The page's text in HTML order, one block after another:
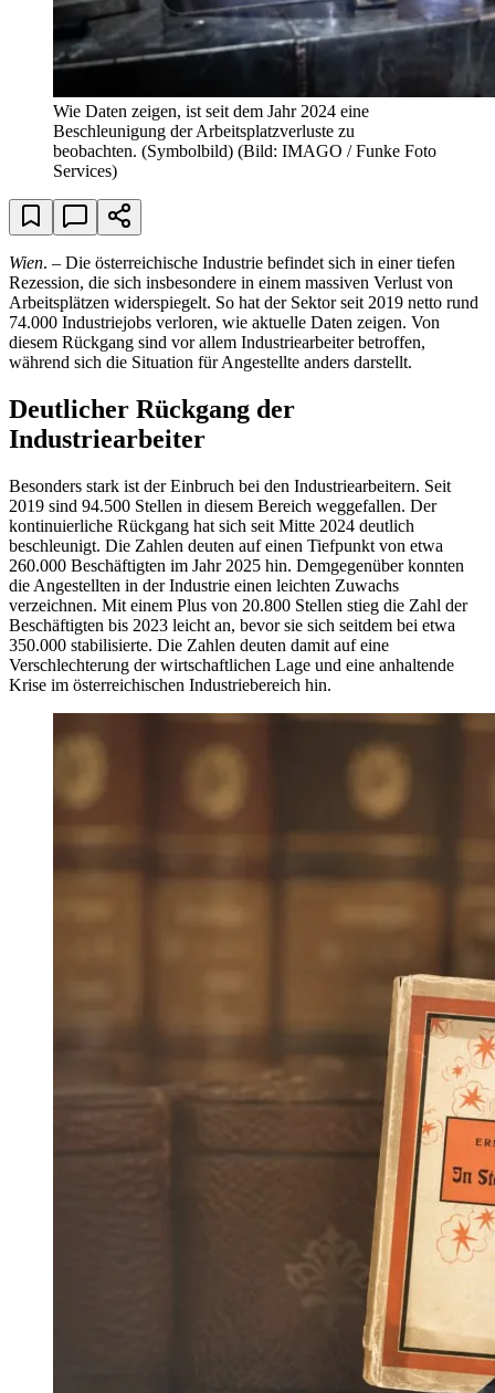
Wie Daten zeigen, ist seit dem Jahr 2024 eine
Beschleunigung der Arbeitsplatzverluste zu
beobachten. (Symbolbild) (Bild: IMAGO / Funke Foto
Services)
Wien. – Die österreichische Industrie befindet sich in einer tiefen
Rezession, die sich insbesondere in einem massiven Verlust von
Arbeitsplätzen widerspiegelt. So hat der Sektor seit 2019 netto rund
74.000 Industriejobs verloren, wie aktuelle Daten zeigen. Von
diesem Rückgang sind vor allem Industriearbeiter betroffen,
während sich die Situation für Angestellte anders darstellt.
Deutlicher Rückgang der
Industriearbeiter
Besonders stark ist der Einbruch bei den Industriearbeitern. Seit
2019 sind 94.500 Stellen in diesem Bereich weggefallen. Der
kontinuierliche Rückgang hat sich seit Mitte 2024 deutlich
beschleunigt. Die Zahlen deuten auf einen Tiefpunkt von etwa
260.000 Beschäftigten im Jahr 2025 hin. Demgegenüber konnten
die Angestellten in der Industrie einen leichten Zuwachs
verzeichnen. Mit einem Plus von 20.800 Stellen stieg die Zahl der
Beschäftigten bis 2023 leicht an, bevor sie sich seitdem bei etwa
350.000 stabilisierte. Die Zahlen deuten damit auf eine
Verschlechterung der wirtschaftlichen Lage und eine anhaltende
Krise im österreichischen Industriebereich hin.